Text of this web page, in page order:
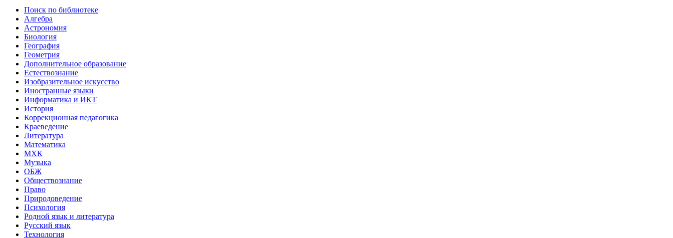
Поиск по библиотеке
Алгебра
Астрономия
Биология
География
Геометрия
Дополнительное образование
Естествознание
Изобразительное искусство
Иностранные языки
Информатика и ИКТ
История
Коррекционная педагогика
Краеведение
Литература
Математика
МХК
Музыка
ОБЖ
Обществознание
Право
Природоведение
Психология
Родной язык и литература
Русский язык
Технология